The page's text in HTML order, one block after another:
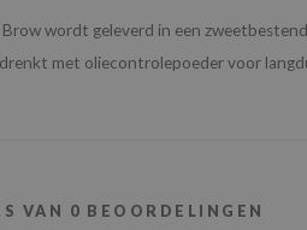
Brow wordt geleverd in een
met oliecontrolepoeder voor
VAN 0 BEOORDELINGEN